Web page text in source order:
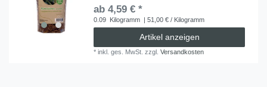
ab 4,59 € *
0.09 Kilogramm | 51,00 € / Kilogramm
Artikel anzeigen
*inkl. ges. MwSt. zzgl.Versandkosten